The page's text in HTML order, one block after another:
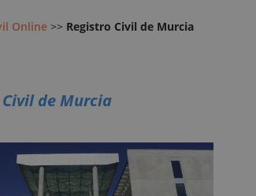
Online >> Registro Civil de Murcia
de Murcia